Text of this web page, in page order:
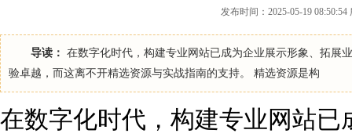
发布时间：2025-05-19
导读： 在数字化时代，构建专业网站已成为企业展示形象、拓展
验卓越，而这离不开精选资源与实战指南的支持。 精选资源是构
在数字化时代，构建专业网站